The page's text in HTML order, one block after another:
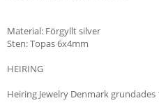
Material: Förgyllt silver
Sten: Topas 6x4mm
HEIRING
Heiring Jewelry Denmark grundades